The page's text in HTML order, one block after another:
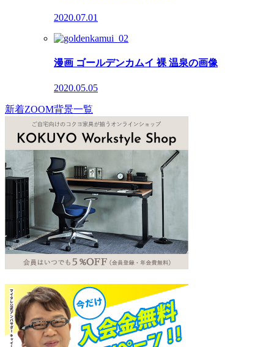
2020.07.01
漫画 ゴールデンカムイ 裸 温泉の画像
2020.05.05
新着ZOOM背景一覧